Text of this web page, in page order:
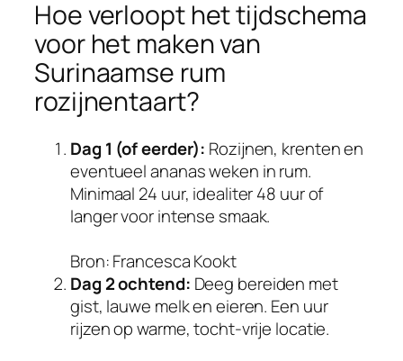
Hoe verloopt het tijdschema
voor het maken van
Surinaamse rum
rozijnentaart?
Dag 1 (of eerder): Rozijnen, krenten en
eventueel ananas weken in rum.
Minimaal 24 uur, idealiter 48 uur of
langer voor intense smaak.
Bron: Francesca Kookt
Dag 2 ochtend: Deeg bereiden met
gist, lauwe melk en eieren. Een uur
rijzen op warme, tocht-vrije locatie.